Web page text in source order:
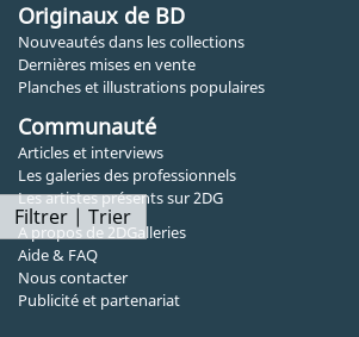
Filtrer | Trier
Originaux de BD
Nouveautés dans les collections
Dernières mises en vente
Planches et illustrations populaires
Communauté
Articles et interviews
Les galeries des professionnels
Les artistes présents sur 2DG
A propos de 2DGalleries
Aide & FAQ
Nous contacter
Publicité et partenariat